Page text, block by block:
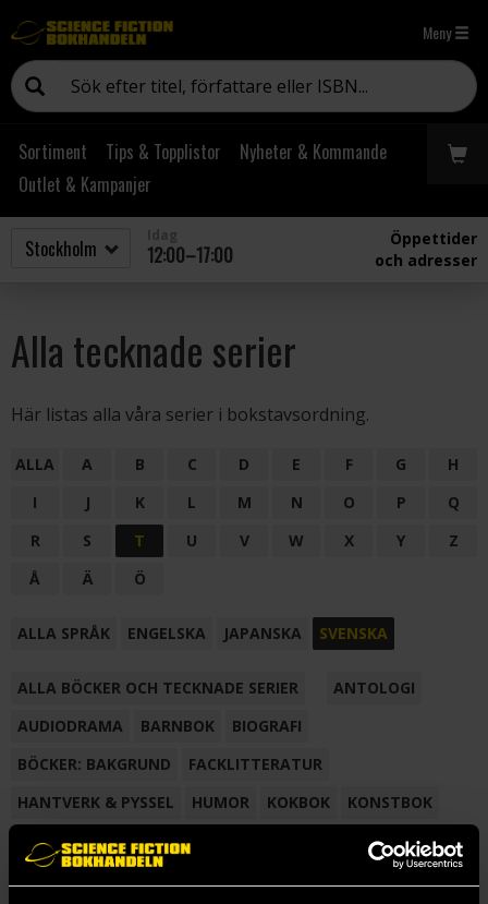
Meny
Sortiment Tips & Topplistor
Nyheter & Kommande
Outlet & Kampanjer
12:00–17:00
Öppettider
och adresser
Alla tecknade serier
Här listas alla våra serier i bokstavsordning.
ALLA A B C D E F G
H
I
J K L M N O P
Q
R
S T U V W X Y
Z
Å
Ä Ö
ALLA SPRÅK ENGELSKA JAPANSKA SVENSKA
ALLA BÖCKER OCH TECKNADE SERIER
ANTOLOGI
AUDIODRAMA
BARNBOK
BIOGRAFI
BÖCKER: BAKGRUND
FACKLITTERATUR
HANTVERK & PYSSEL
HUMOR KOKBOK
KONSTBOK
KORTROMAN
LÄROBOK
NOVELL